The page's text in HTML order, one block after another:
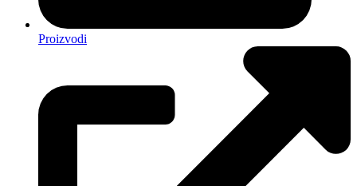
Proizvodi